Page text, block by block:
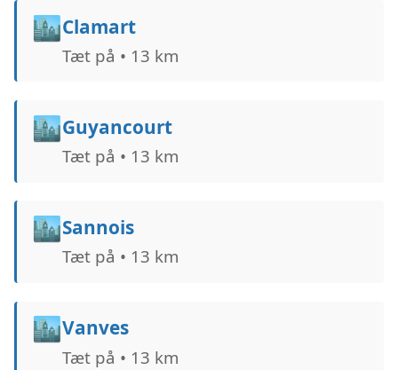
🏙️Clamart
Tæt på • 13 km
🏙️Guyancourt
Tæt på • 13 km
🏙️Sannois
Tæt på • 13 km
🏙️Vanves
Tæt på • 13 km